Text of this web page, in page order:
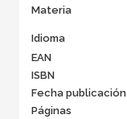
Materia
Idioma
EAN
ISBN
Fecha publicación
Páginas